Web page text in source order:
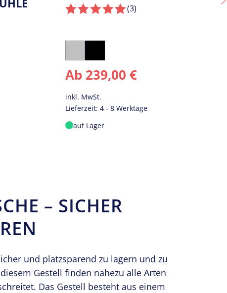
120×80
Ab 229,00 €
inkl. MwSt.
Lieferzeit: 4 - 8 Werktage
auf Lager
– SICHER
und platzsparend zu lagern und zu
Gestell finden nahezu alle Arten
Das Gestell besteht aus einem